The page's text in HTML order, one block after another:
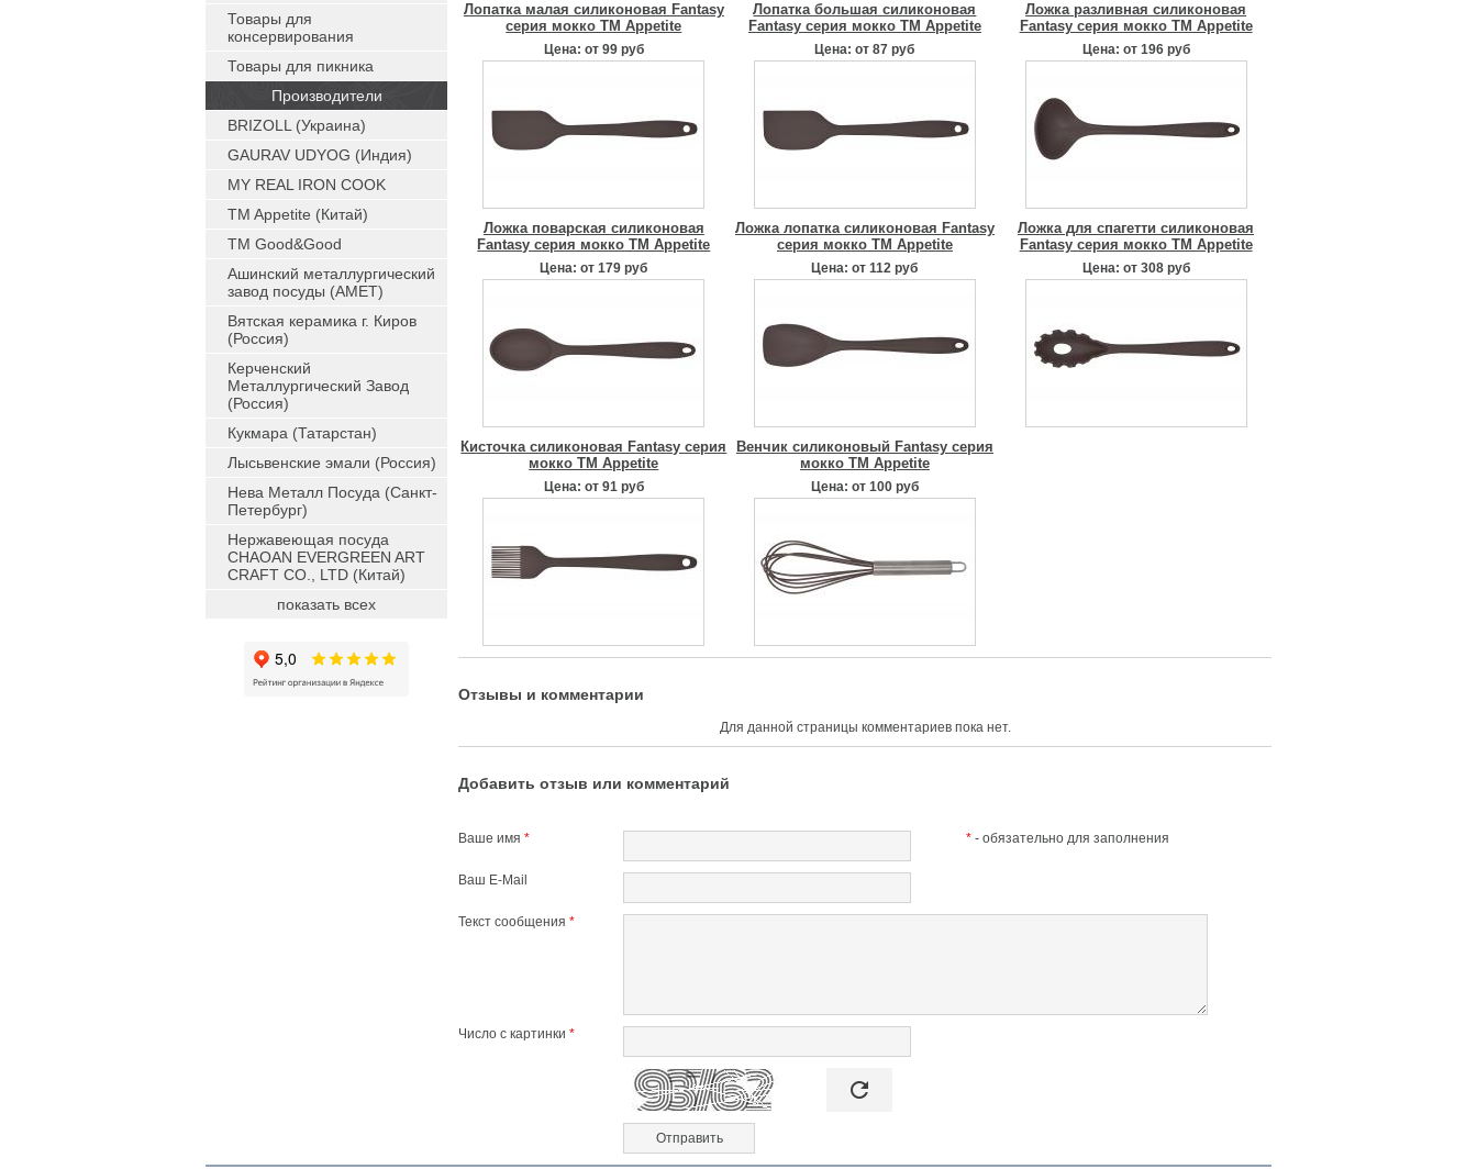
Лопатка малая силиконовая Fantasy
серия мокко TM Appetite
Цена: от 99 руб
Лопатка большая силиконовая
Fantasy серия мокко TM Appetite
Цена: от 87 руб
Ложка разливная силиконовая
Fantasy серия мокко TM Appetite
Цена: от 196 руб
Ложка поварская силиконовая
Fantasy серия мокко TM Appetite
Цена: от 179 руб
Ложка лопатка силиконовая Fantasy
серия мокко TM Appetite
Цена: от 112 руб
Ложка для спагетти силиконовая
Fantasy серия мокко TM Appetite
Цена: от 308 руб
Кисточка силиконовая Fantasy серия
мокко TM Appetite
Цена: от 91 руб
Венчик силиконовый Fantasy серия
мокко TM Appetite
Цена: от 100 руб
Отзывы и комментарии
Для данной страницы комментариев пока нет.
Добавить отзыв или комментарий
Ваше имя * * - обязательно для заполнения
Ваш E-Mail
Текст сообщения *
Число с картинки *
 refresh
Товары для
консервирования
Товары для пикника
Производители
BRIZOLL (Украина)
GAURAV UDYOG (Индия)
MY REAL IRON COOK
TM Appetite (Китай)
TM Good&Good
Ашинский металлургический
завод посуды (АМЕТ)
Вятская керамика г. Киров
(Россия)
Керченский
Металлургический Завод
(Россия)
Кукмара (Татарстан)
Лысьвенские эмали (Россия)
Нева Металл Посуда (Санкт-
Петербург)
Нержавеющая посуда
CHAOAN EVERGREEN ART
CRAFT CO., LTD (Китай)
показать всех